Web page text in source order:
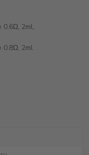
0.6Ω, 2ml,
0.8Ω, 2ml